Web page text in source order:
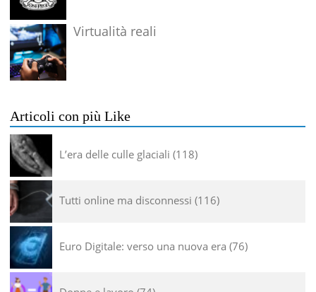
Virtualità reali
Articoli con più Like
L’era delle culle glaciali 118
Tutti online ma disconnessi 116
Euro Digitale: verso una nuova era 76